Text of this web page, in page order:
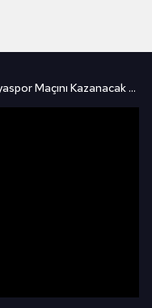
Mehmet Emin Uluç: "Fenerbahçe, Konyaspor Maçını Kazanacak Güce Ve Motivasyona Sahip" / A Spor